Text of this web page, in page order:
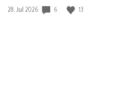
Veröffentlichungsdatum:
28. Jul 2026 6 13